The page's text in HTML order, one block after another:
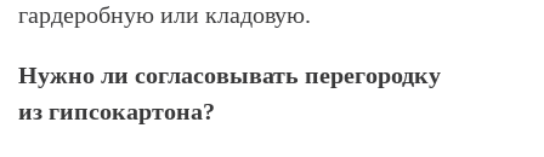
гардеробную или кладовую.
Нужно ли согласовывать перегородку
из гипсокартона?